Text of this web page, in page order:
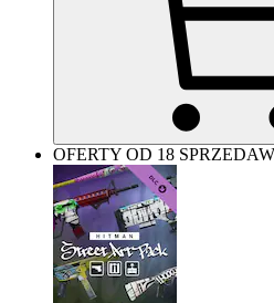
OFERTY OD 18